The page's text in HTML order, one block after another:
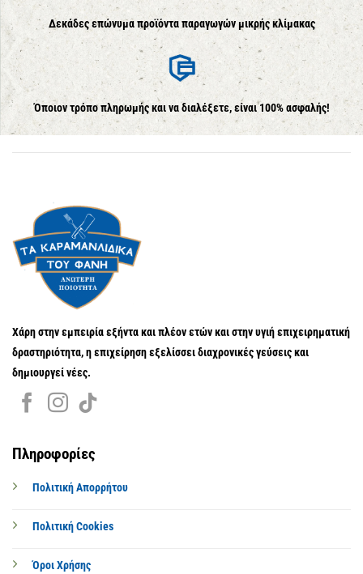
Δεκάδες επώνυμα προϊόντα παραγωγών μικρής κλίμακας
Όποιον τρόπο πληρωμής και να διαλέξετε, είναι 100% ασφαλής!
Χάρη στην εμπειρία εξήντα και πλέον ετών και στην υγιή επιχειρηματική
δραστηριότητα, η επιχείρηση εξελίσσει διαχρονικές γεύσεις και
δημιουργεί νέες.
Πληροφορίες
Πολιτική Απορρήτου
Πολιτική Cookies
Όροι Χρήσης